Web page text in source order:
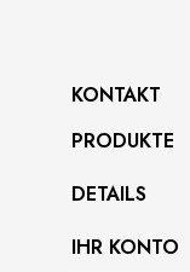
KONTAKT
PRODUKTE
DETAILS
IHR KONTO